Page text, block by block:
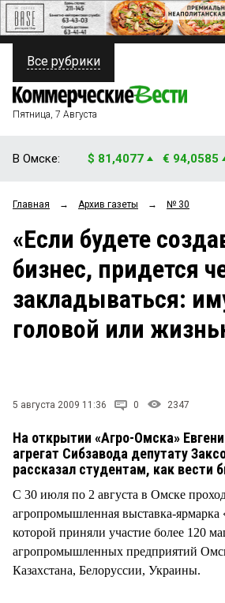
ПОЛИТИКА
ФИНАНСЫ
ОБЩЕСТВО
ЗАКОН
НОВОСТИ КОМПАНИЙ
ПРОИСШЕСТВИЯ
Все рубрики
Пятница, 7 Августа
В Омске: $ 81,4077 € 94,0585
Главная → Архив газеты → № 30
«Если будете
бизнес, придется
закладываться:
головой или
5 августа 2009 11:36 0 2347
На открытии «Агро-Омска»
агрегат Сибзавода депутату
рассказал студентам, как вести
С 30 июля по 2 августа в Омске
агропромышленная выставка-
которой приняли участие более 120
агропромышленных предприятий
Казахстана, Белоруссии, Украины.